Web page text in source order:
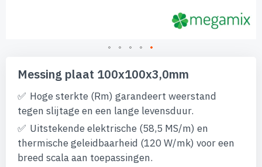
naar
begin
gallerij
Messing plaat 100x100x3,0mm
Hoge sterkte (Rm) garandeert weerstand
tegen slijtage en een lange levensduur.
Uitstekende elektrische (58,5 MS/m) en
thermische geleidbaarheid (120 W/mk) voor een
breed scala aan toepassingen.